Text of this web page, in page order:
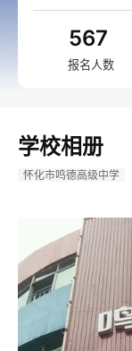
567
报名人数
学校相册
怀化市鸣德高级中学